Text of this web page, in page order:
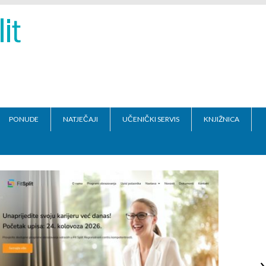
PONUDE NATJEČAJI UČENIČKI SERVIS KNJIŽNICA